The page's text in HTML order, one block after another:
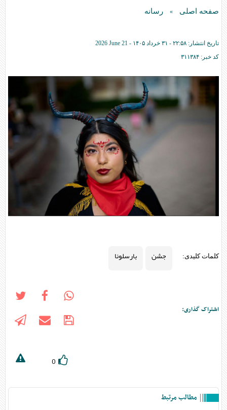
صفحه اصلی » رسانه
تاریخ انتشار: ۲۲:۵۸ - ۳۱ خرداد ۱۴۰۵ -
2026 June 21
کد خبر: ۳۱۱۳۸۴
کلمات کلیدی: جشن بارسلونا
اشتراک گذاری:
0
مطالب مرتبط